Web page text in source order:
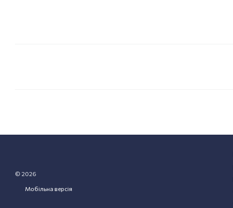
© 2026
Мобільна версія